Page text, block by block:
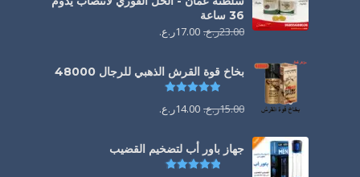
36 ساعة
23.00ر.ع. 17.00ر.ع.
بخاخ قوة القرش الذهبي للرجال 48000
تم التقييم
15.00ر.ع. 14.00ر.ع.
جهاز باور أب لتضخيم القضيب
تم التقييم